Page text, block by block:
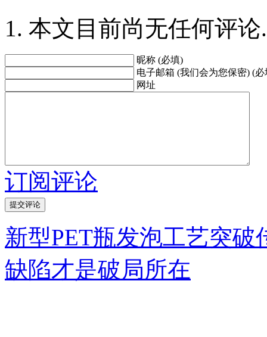
本文目前尚无任何评论.
昵称 (必填)
电子邮箱 (我们会为您保密) (必
网址
订阅评论
新型PET瓶发泡工艺突破
缺陷才是破局所在